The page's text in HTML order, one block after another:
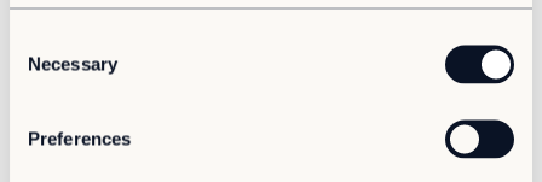
Necessary
Preferences
lösningsorienterade. Och de är alltid nåbara och har